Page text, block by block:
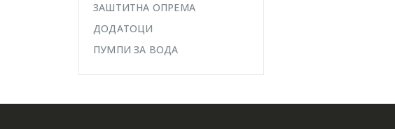
ЗАШТИТНА ОПРЕМА
ДОДАТОЦИ
ПУМПИ ЗА ВОДА